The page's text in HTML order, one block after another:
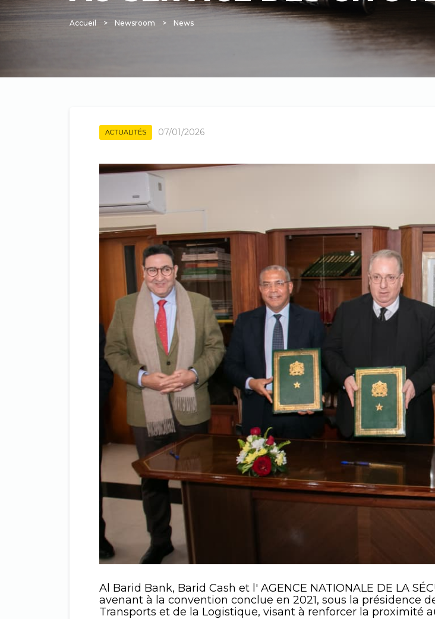
Fil
Accueil Newsroom News
ACTUALITÉS 07/01/2026
Al Barid Bank, Barid Cash et l' AGENCE NATIONALE DE LA
avenant à la convention conclue en 2021, sous la présidence
Transports et de la Logistique, visant à renforcer la proximité